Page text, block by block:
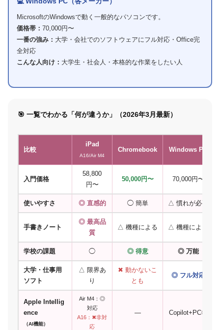
MicrosoftのWindowsで動く一般的なパソコンです。
価格帯： 70,000円〜
一番の強み： 大学・会社でのソフトウェアにフル対応・Office完
全対応
こんな人向け： 大学生・社会人・本格的な作業をしたい人
🎯 一覧でわかる「何が違うか」（2026年3月最新）
比較
iPad
A16/Air M4
Chromebook Windows PC
入門価格
58,800
円〜
50,000円〜 70,000円〜
使いやすさ ◎ 直感的 ◯ 簡単 △ 慣れが必要
手書きノート
◎ 最高品
質
△ 機種による △ 機種による
学校の課題 ◯ ◎ 得意 ◎ 万能
大学・仕事用
ソフト
△ 限界あ
り
✖ 動かないこ
とも
◎ フル対応
Apple Intellig
ence
（AI機能）
Air M4：◎
対応
A16：✖非対
応
— Copilot+PC◎